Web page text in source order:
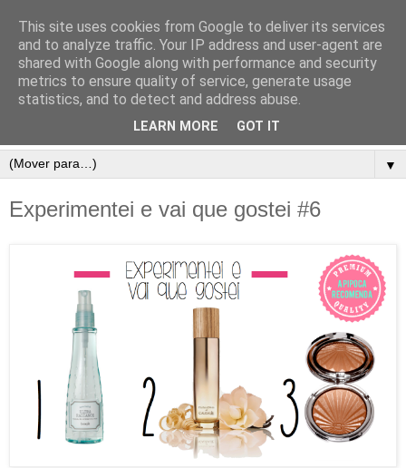
▼
Experimentei e vai que gostei #6
This site uses cookies from Google to deliver its services
and to analyze traffic. Your IP address and user-agent are
shared with Google along with performance and security
metrics to ensure quality of service, generate usage
statistics, and to detect and address abuse.
LEARN MORE GOT IT